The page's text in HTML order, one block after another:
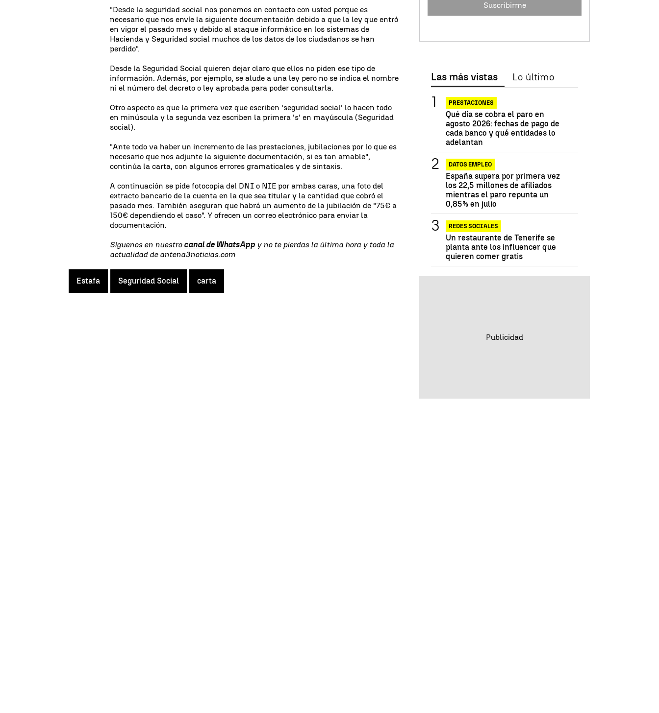
"Desde la seguridad social nos ponemos en contacto con usted porque es
necesario que nos envíe la siguiente documentación debido a que la ley que entró
en vigor el pasado mes y debido al ataque informático en los sistemas de
Hacienda y Seguridad social muchos de los datos de los ciudadanos se han
perdido".
Desde la Seguridad Social quieren dejar claro que ellos no piden ese tipo de
información. Además, por ejemplo, se alude a una ley pero no se indica el nombre
ni el número del decreto o ley aprobada para poder consultarla.
Otro aspecto es que la primera vez que escriben 'seguridad social' lo hacen todo
en minúscula y la segunda vez escriben la primera 's' en mayúscula (Seguridad
social).
"Ante todo va haber un incremento de las prestaciones, jubilaciones por lo que es
necesario que nos adjunte la siguiente documentación, si es tan amable",
continúa la carta, con algunos errores gramaticales y de sintaxis.
A continuación se pide fotocopia del DNI o NIE por ambas caras, una foto del
extracto bancario de la cuenta en la que sea titular y la cantidad que cobró el
pasado mes. También aseguran que habrá un aumento de la jubilación de "75€ a
150€ dependiendo el caso". Y ofrecen un correo electrónico para enviar la
documentación.
Síguenos en nuestro canal de WhatsApp y no te pierdas la última hora y toda la
actualidad de antena3noticias.com
Estafa Seguridad Social carta
Suscribirme
Las más vistas Lo último
PRESTACIONES
Qué día se cobra el paro en
agosto 2026: fechas de pago de
cada banco y qué entidades lo
adelantan
DATOS EMPLEO
España supera por primera vez
los 22,5 millones de afiliados
mientras el paro repunta un
0,85% en julio
REDES SOCIALES
Un restaurante de Tenerife se
planta ante los influencer que
quieren comer gratis